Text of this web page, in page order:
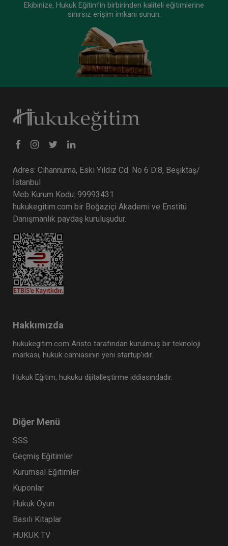
Ekibinize, Hukuk Eğitim’in birbirinden kaliteli eğitimlerine
sınırsız erişim imkanı sunun.
Adres: Cihannüma, Eski Yıldız Cd. No 6 D:8, Beşiktaş/
İstanbul
Meb Kurum Kodu: 99993431
hukukegitim.com bir Boğaziçi Akademi ve Enstitü
Danışmanlık paydaş kuruluşudur.
Hakkımızda
hukukegitim.com Aristo tarafından kurulmuş bir teknoloji
markası, hukuk camiasının yeni startup’ıdır.
Hukuk Eğitim, hukuku dijitalleştirme iddiasındadır.
Diğer Menü
SSS
Geçmiş Eğitimler
Kurumsal Eğitimler
Kuponlar
Hukuk Oyun
Basılı Kitaplar
HUKUK TV